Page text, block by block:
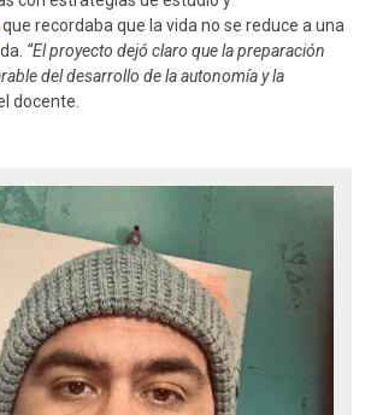
que recordaba que la vida no se reduce a una
“El proyecto dejó claro que la preparación
del desarrollo de la autonomía y la
docente.